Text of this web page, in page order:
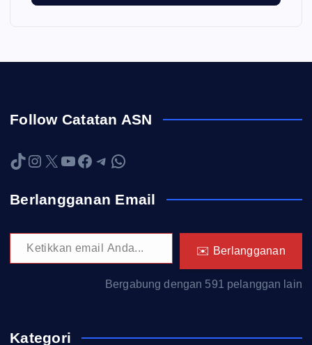
Follow Catatan ASN
TikTok Instagram X YouTube Facebook Telegram WhatsApp
Berlangganan Email
Ketikkan email Anda...
✉️ Berlangganan
Bergabung dengan 591 pelanggan lain
Kategori